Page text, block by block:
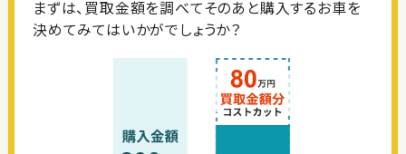
まずは、買取金額を調べてそのあと購入するお車を
決めてみてはいかがでしょうか？